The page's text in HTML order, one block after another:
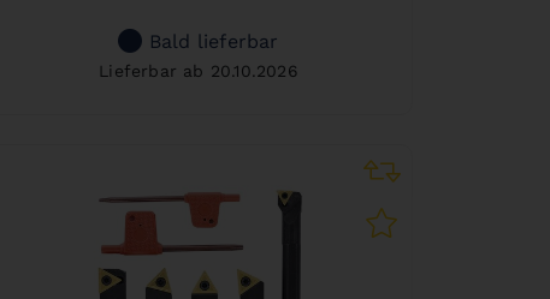
Bald lieferbar
Lieferbar ab 20.10.2026